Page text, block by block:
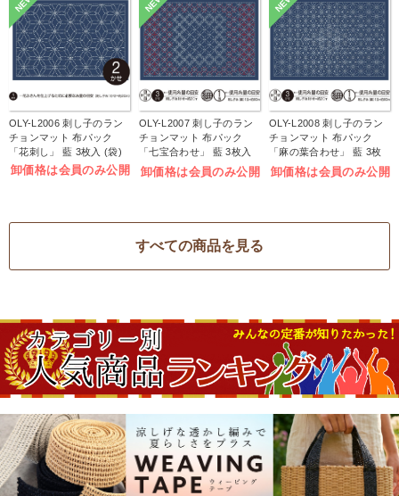
OLY-L2006 刺し子のラン
チョンマット 布パック
「花刺し」 藍 3枚入 (袋)
卸価格は会員のみ公開
OLY-L2007 刺し子のラン
チョンマット 布パック
「七宝合わせ」 藍 3枚入
(袋)
卸価格は会員のみ公開
OLY-L2008 刺し子のラン
チョンマット 布パック
「麻の葉合わせ」 藍 3枚
入 (袋)
卸価格は会員のみ公開
すべての商品を見る